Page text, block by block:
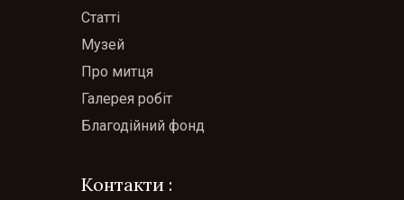
Статті
Музей
Про митця
Галерея робіт
Благодійний фонд
Контакти :